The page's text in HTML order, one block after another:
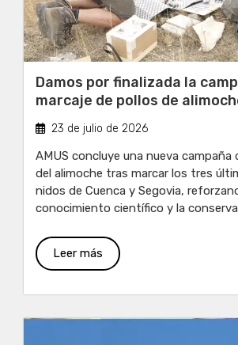
Damos por finalizada la
marcaje de pollos de
23 de julio de 2026
AMUS concluye una nueva campaña
del alimoche tras marcar los tres
nidos de Cuenca y Segovia,
conocimiento científico y la
Leer más